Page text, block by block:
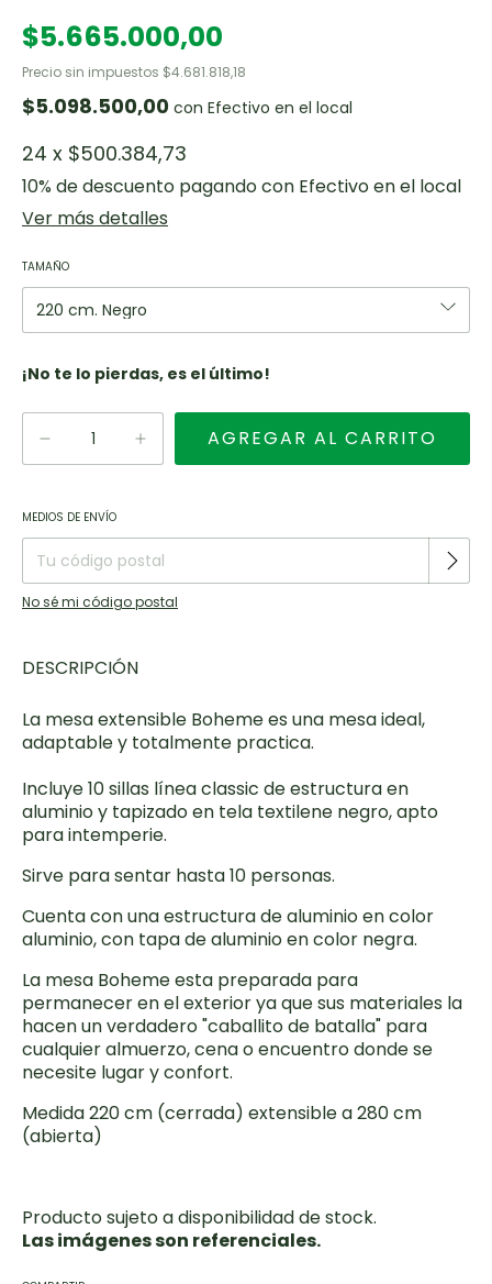
$5.665.000,00
Precio sin impuestos $4.681.818,18
$5.098.500,00 con Efectivo en el local
24 x $500.384,73
10% de descuento pagando con Efectivo en el local
Ver más detalles
TAMAÑO
¡No te lo pierdas, es el último!
Entregas para el CP:
MEDIOS DE ENVÍO
No sé mi código postal
DESCRIPCIÓN
La mesa extensible Boheme es una mesa ideal,
adaptable y totalmente practica.
Incluye 10 sillas línea classic de estructura en
aluminio y tapizado en tela textilene negro, apto
para intemperie.
Sirve para sentar hasta 10 personas.
Cuenta con una estructura de aluminio en color
aluminio, con tapa de aluminio en color negra.
La mesa Boheme esta preparada para
permanecer en el exterior ya que sus materiales la
hacen un verdadero "caballito de batalla" para
cualquier almuerzo, cena o encuentro donde se
necesite lugar y confort.
Medida 220 cm (cerrada) extensible a 280 cm
(abierta)
Producto sujeto a disponibilidad de stock.
Las imágenes son referenciales.